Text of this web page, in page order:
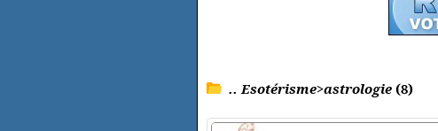
.. Esotérisme>astrologie (8)